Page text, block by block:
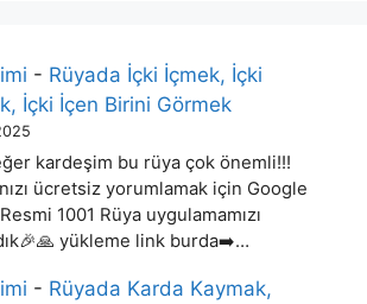
- Rüyada İçki İçmek, İçki
İçki İçen Birini Görmek
kardeşim bu rüya çok önemli!!!
ücretsiz yorumlamak için Google
1001 Rüya uygulamamızı
yükleme link burda➡️…
- Rüyada Karda Kaymak,